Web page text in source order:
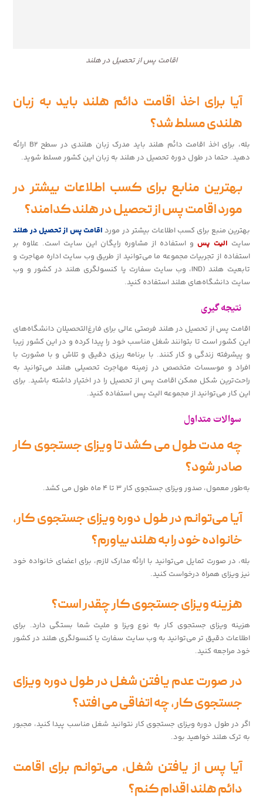
اقامت پس از تحصیل در هلند
آیا برای اخذ اقامت دائم هلند باید به زبان
هلندی مسلط شد؟
بله، برای اخذ اقامت دائم هلند باید مدرک زبان هلندی در سطح B2 ارائه
دهید. حتما در طول دوره تحصیل در هلند به زبان این کشور مسلط شوید.
بهترین منابع برای کسب اطلاعات بیشتر در
مورد اقامت پس از تحصیل در هلند کدامند؟
بهترین منبع برای کسب اطلاعات بیشتر در مورد اقامت پس از تحصیل در هلند
سایت الیت پس و استفاده از مشاوره رایگان این سایت است. علاوه بر
استفاده از تجربیات مجموعه ما می‌توانید از طریق وب سایت اداره مهاجرت و
تابعیت هلند (IND، وب سایت سفارت یا کنسولگری هلند در کشور و وب
سایت دانشگاه‌های هلند استفاده کنید.
نتیجه گیری
اقامت پس از تحصیل در هلند فرصتی عالی برای فارغ‌التحصیلان دانشگاه‌های
این کشور است تا بتوانند شغل مناسب خود را پیدا کرده و در این کشور زیبا
و پیشرفته زندگی و کار کنند. با برنامه ریزی دقیق و تلاش و با مشورت با
افراد و موسسات متخصص در زمینه مهاجرت تحصیلی هلند می‌توانید به
راحت‌ترین شکل ممکن اقامت پس از تحصیل را در اختیار داشته باشید. برای
این کار می‌توانید از مجموعه الیت پس استفاده کنید.
سوالات متداول
چه مدت طول می کشد تا ویزای جستجوی کار
صادر شود؟
به‌طور معمول، صدور ویزای جستجوی کار ۳ تا ۴ ماه طول می کشد.
آیا می‌توانم در طول دوره ویزای جستجوی کار،
خانواده خود را به هلند بیاورم؟
بله، در صورت تمایل می‌توانید با ارائه مدارک لازم، برای اعضای خانواده خود
نیز ویزای همراه درخواست کنید.
هزینه ویزای جستجوی کار چقدر است؟
هزینه ویزای جستجوی کار به نوع ویزا و ملیت شما بستگی دارد. برای
اطلاعات دقیق تر می‌توانید به وب سایت سفارت یا کنسولگری هلند در کشور
خود مراجعه کنید.
در صورت عدم یافتن شغل در طول دوره ویزای
جستجوی کار، چه اتفاقی می افتد؟
اگر در طول دوره ویزای جستجوی کار نتوانید شغل مناسب پیدا کنید، مجبور
به ترک هلند خواهید بود.
آیا پس از یافتن شغل، می‌توانم برای اقامت
دائم هلند اقدام کنم؟